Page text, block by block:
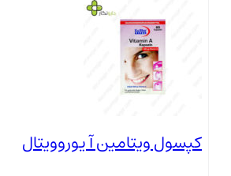
کپسول ویتامین آ یوروویتال